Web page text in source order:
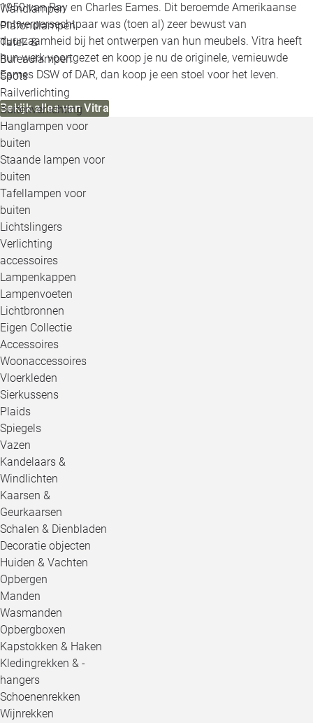
Wandlampen
Plafondlampen
Tafel- &
Bureaulampen
Spots
Railverlichting
Buitenverlichting
Hanglampen voor
buiten
Staande lampen voor
buiten
Tafellampen voor
buiten
Lichtslingers
Verlichting
accessoires
Lampenkappen
Lampenvoeten
Lichtbronnen
Eigen Collectie
Accessoires
Woonaccessoires
Vloerkleden
Sierkussens
Plaids
Spiegels
Vazen
Kandelaars &
Windlichten
Kaarsen &
Geurkaarsen
Schalen & Dienbladen
Decoratie objecten
Huiden & Vachten
Opbergen
Manden
Wasmanden
Opbergboxen
Kapstokken & Haken
Kledingrekken & -
hangers
Schoenenrekken
Wijnrekken
1950 van Ray en Charles Eames. Dit beroemde Amerikaanse
ontwerpersechtpaar was (toen al) zeer bewust van
duurzaamheid bij het ontwerpen van hun meubels. Vitra heeft
hun werk voortgezet en koop je nu de originele, vernieuwde
Eames DSW of DAR, dan koop je een stoel voor het leven.
Bekijk alles van Vitra